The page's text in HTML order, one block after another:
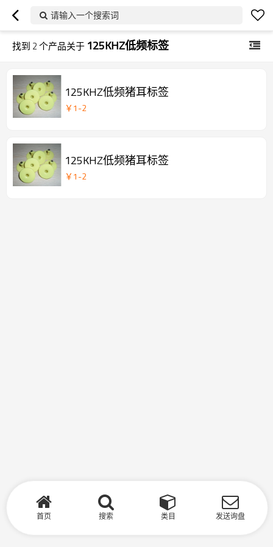
请输入一个搜索词
找到 2个产品关于 125KHZ低频标签
125KHZ低频猪耳标签
￥1-2
125KHZ低频猪耳标签
￥1-2
首页 搜索 类目 发送询盘